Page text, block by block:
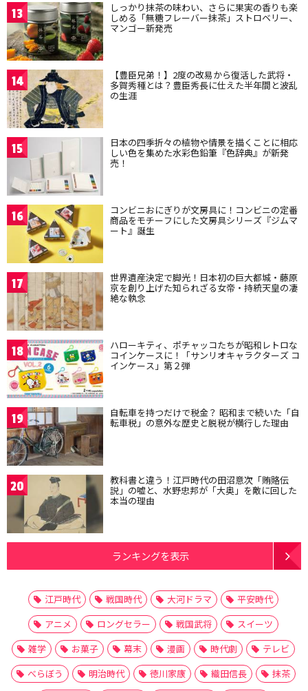
13 しっかり抹茶の味わい、さらに果実の香りも楽
しめる「無糖フレーバー抹茶」ストロベリー、
マンゴー新発売
14 【豊臣兄弟！】2度の改易から復活した武将・
多賀秀種とは？豊臣秀長に仕えた半年間と波乱
の生涯
15 日本の四季折々の植物や情景を描くことに相応
しい色を集めた水彩色鉛筆『色辞典』が新発
売！
16 コンビニおにぎりが文房具に！コンビニの定番
商品をモチーフにした文房具シリーズ『ジムマ
ート』誕生
17 世界遺産決定で脚光！日本初の巨大都城・藤原
京を創り上げた知られざる女帝・持統天皇の凄
絶な執念
18 ハローキティ、ポチャッコたちが昭和レトロな
コインケースに！「サンリオキャラクターズ コ
インケース」第２弾
19 自転車を持つだけで税金？ 昭和まで続いた「自
転車税」の意外な歴史と脱税が横行した理由
20 教科書と違う！江戸時代の田沼意次「賄賂伝
説」の嘘と、水野忠邦が「大奥」を敵に回した
本当の理由
ランキングを表示
江戸時代 戦国時代 大河ドラマ
平安時代
アニメ
ロングセラー 戦国武将
スイーツ
雑学
お菓子 幕末 漫画 時代劇
テレビ
べらぼう
明治時代 徳川家康 織田信長
抹茶